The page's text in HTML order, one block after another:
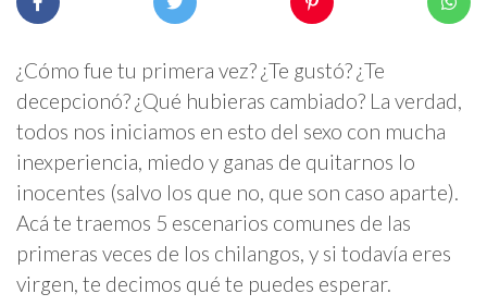
¿Cómo fue tu primera vez? ¿Te gustó? ¿Te
decepcionó? ¿Qué hubieras cambiado? La verdad,
todos nos iniciamos en esto del sexo con mucha
inexperiencia, miedo y ganas de quitarnos lo
inocentes (salvo los que no, que son caso aparte).
Acá te traemos 5 escenarios comunes de las
primeras veces de los chilangos, y si todavía eres
virgen, te decimos qué te puedes esperar.